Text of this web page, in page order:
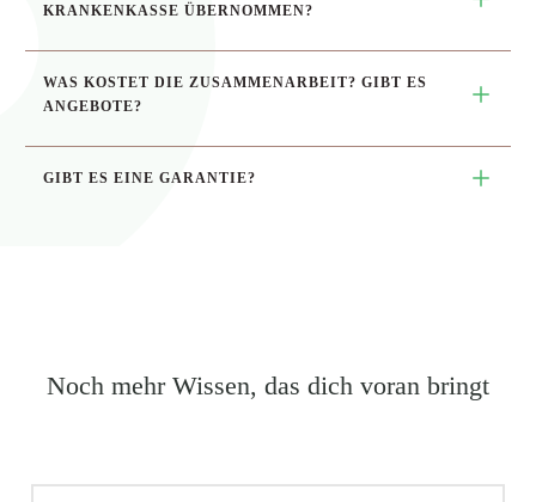
KRANKENKASSE ÜBERNOMMEN?
WAS KOSTET DIE ZUSAMMENARBEIT? GIBT ES
ANGEBOTE?
GIBT ES EINE GARANTIE?
Noch mehr Wissen, das dich voran bringt